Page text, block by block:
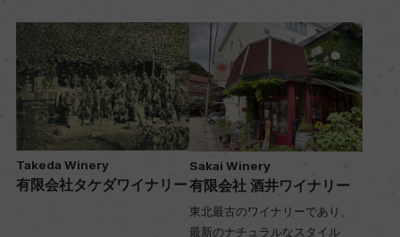
Takeda Winery
有限会社タケダワイナリー
Sakai Winery
有限会社 酒井ワイナリー
東北最古のワイナリーであり、
最新のナチュラルなスタイル